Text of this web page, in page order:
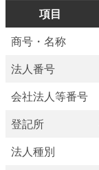
項目
商号・名称
法人番号
会社法人等番号
登記所
法人種別